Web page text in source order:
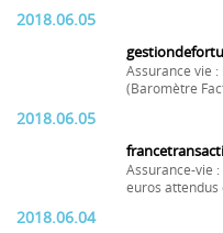
2018.06.05
Assurance vie
(Baromètre
2018.06.05
Assurance-vie
euros attendus
2018.06.04